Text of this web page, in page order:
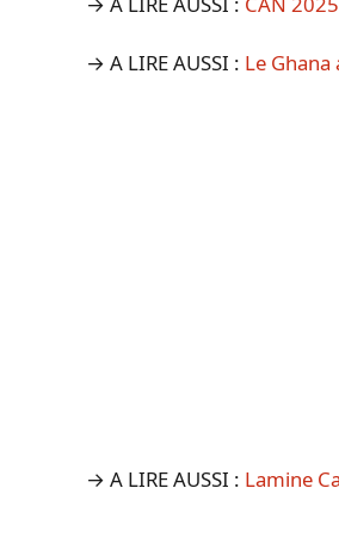
→ A LIRE AUSSI : Le
→ A LIRE AUSSI : Lamine